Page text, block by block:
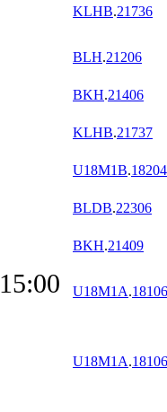
KLHB.21736
BLH.21206
BKH.21406
KLHB.21737
U18M1B.18204
BLDB.22306
BKH.21409
15:00 U18M1A.18106
U18M1A.18106